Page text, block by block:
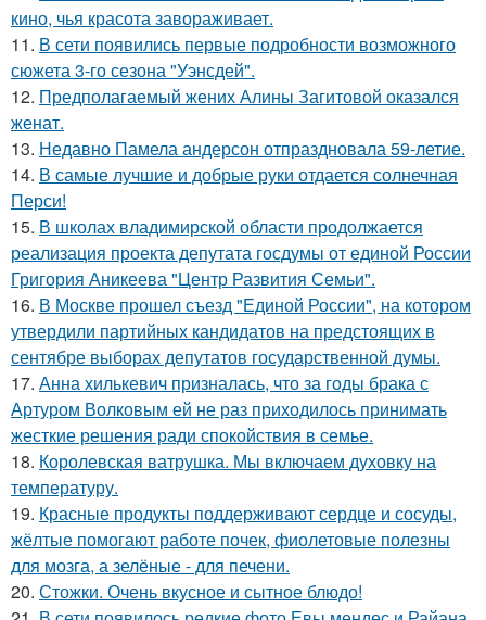
кино, чья красота завораживает.
11. В сети появились первые подробности возможного
сюжета 3-го сезона "Уэнсдей".
12. Предполагаемый жених Алины Загитовой оказался
женат.
13. Недавно Памела андерсон отпраздновала 59-летие.
14. В самые лучшие и добрые руки отдается солнечная
Перси!
15. В школах владимирской области продолжается
реализация проекта депутата госдумы от единой России
Григория Аникеева "Центр Развития Семьи".
16. В Москве прошел съезд "Единой России", на котором
утвердили партийных кандидатов на предстоящих в
сентябре выборах депутатов государственной думы.
17. Анна хилькевич призналась, что за годы брака с
Артуром Волковым ей не раз приходилось принимать
жесткие решения ради спокойствия в семье.
18. Королевская ватрушка. Мы включаем духовку на
температуру.
19. Красные продукты поддерживают сердце и сосуды,
жёлтые помогают работе почек, фиолетовые полезны
для мозга, а зелёные - для печени.
20. Стожки. Очень вкусное и сытное блюдо!